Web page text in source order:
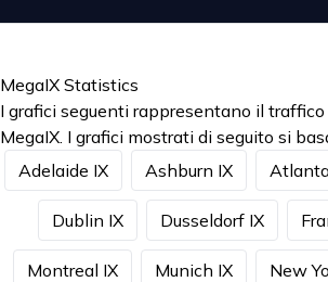
MegaIX Statistics
I grafici seguenti rappresentano il
MegaIX. I grafici mostrati di seguito si
Adelaide IX
Ashburn IX
Dublin IX Dusseldorf IX
Montreal IX Munich IX New